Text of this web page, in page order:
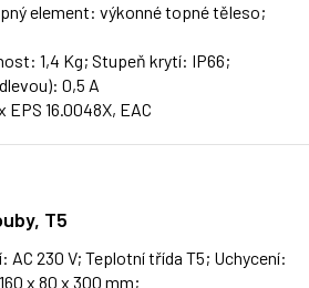
element: výkonné topné těleso;
1,4 Kg; Stupeň krytí: IP66;
0,5 A
EPS 16.0048X, EAC
T5
230 V; Teplotní třída T5; Uchycení:
x 80 x 300 mm;